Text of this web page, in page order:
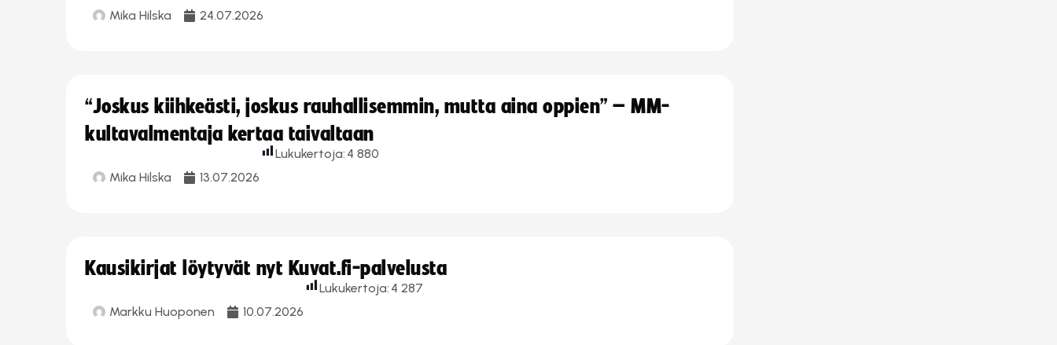
Mika Hilska 24.07.2026
“Joskus kiihkeästi, joskus rauhallisemmin, mutta aina oppien” – MM-
kultavalmentaja kertaa taivaltaan
Mika Hilska 13.07.2026
Lukukertoja: 4 880
Kausikirjat löytyvät nyt Kuvat.fi-palvelusta
Markku Huoponen 10.07.2026
Lukukertoja: 4 287